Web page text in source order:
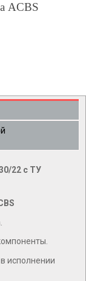
ACBS
22 c ТУ
исполнении